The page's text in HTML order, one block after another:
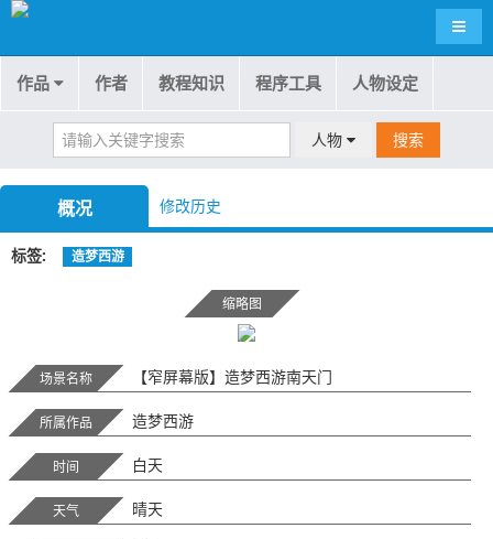
导航
作品 作者 教程知识 程序工具 人物设定
人物 搜索
概况 修改历史
标签 造梦西游
缩略图
场景名称 【窄屏幕版】造梦西游南天门
所属作品 造梦西游
时间 白天
天气 晴天